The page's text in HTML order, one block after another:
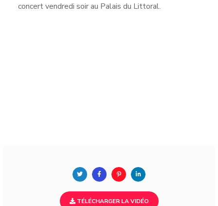
concert vendredi soir au Palais du Littoral.
TÉLÉCHARGER LA VIDÉO